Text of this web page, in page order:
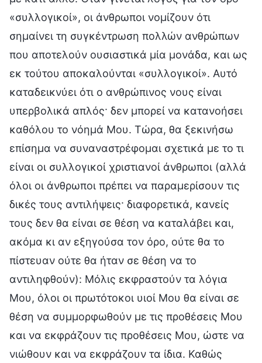
«συλλογικοί», οι άνθρωποι νομίζουν ότι
σημαίνει τη συγκέντρωση πολλών ανθρώπων
που αποτελούν ουσιαστικά μία μονάδα, και ως
εκ τούτου αποκαλούνται «συλλογικοί». Αυτό
καταδεικνύει ότι ο ανθρώπινος νους είναι
υπερβολικά απλός· δεν μπορεί να κατανοήσει
καθόλου το νόημά Μου. Τώρα, θα ξεκινήσω
επίσημα να συναναστρέφομαι σχετικά με το τι
είναι οι συλλογικοί χριστιανοί άνθρωποι (αλλά
όλοι οι άνθρωποι πρέπει να παραμερίσουν τις
δικές τους αντιλήψεις· διαφορετικά, κανείς
τους δεν θα είναι σε θέση να καταλάβει και,
ακόμα κι αν εξηγούσα τον όρο, ούτε θα το
πίστευαν ούτε θα ήταν σε θέση να το
αντιληφθούν): Μόλις εκφραστούν τα λόγια
Μου, όλοι οι πρωτότοκοι υιοί Μου θα είναι σε
θέση να συμμορφωθούν με τις προθέσεις Μου
και να εκφράζουν τις προθέσεις Μου, ώστε να
νιώθουν και να εκφράζουν τα ίδια. Καθώς